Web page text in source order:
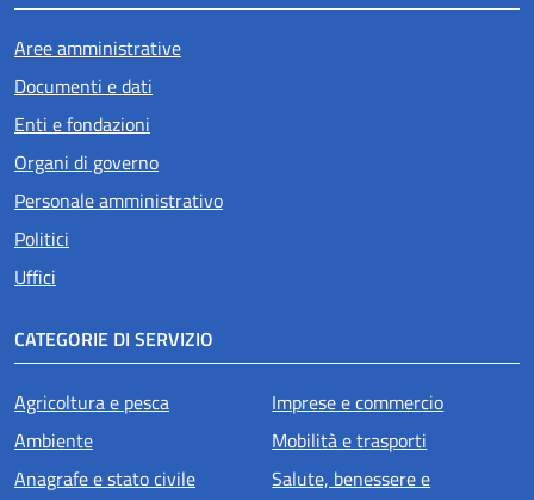
Aree amministrative
Documenti e dati
Enti e fondazioni
Organi di governo
Personale amministrativo
Politici
Uffici
CATEGORIE DI SERVIZIO
Agricoltura e pesca
Ambiente
Anagrafe e stato civile
Imprese e commercio
Mobilità e trasporti
Salute, benessere e